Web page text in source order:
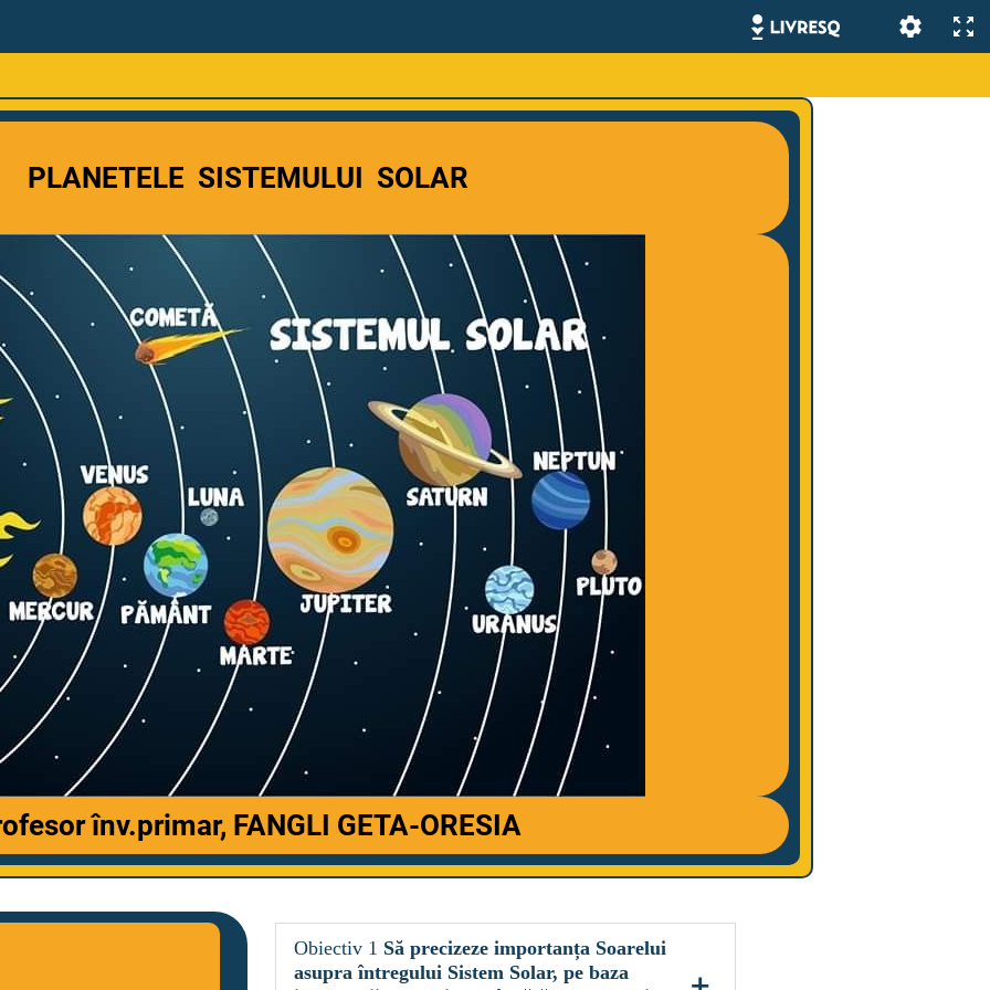
PLANETELE SISTEMULUI SOLAR
înv.primar, FANGLI GETA-ORESIA
Obiectiv 1 Să precizeze importanța Soarelui
asupra întregului Sistem Solar, pe baza